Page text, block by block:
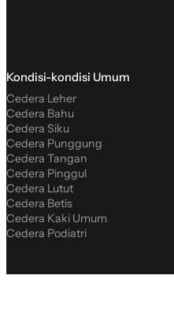
Kondisi-kondisi Umum
Cedera Leher
Cedera Bahu
Cedera Siku
Cedera Punggung
Cedera Tangan
Cedera Pinggul
Cedera Lutut
Cedera Betis
Cedera Kaki Umum
Cedera Podiatri